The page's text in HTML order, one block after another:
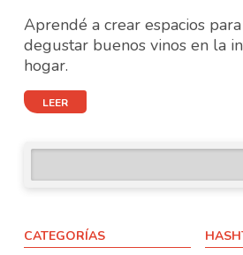
Aprendé a crear espacios
degustar buenos vinos en la
hogar.
LEER
CATEGORÍAS